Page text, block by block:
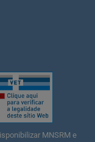
MNSRM e